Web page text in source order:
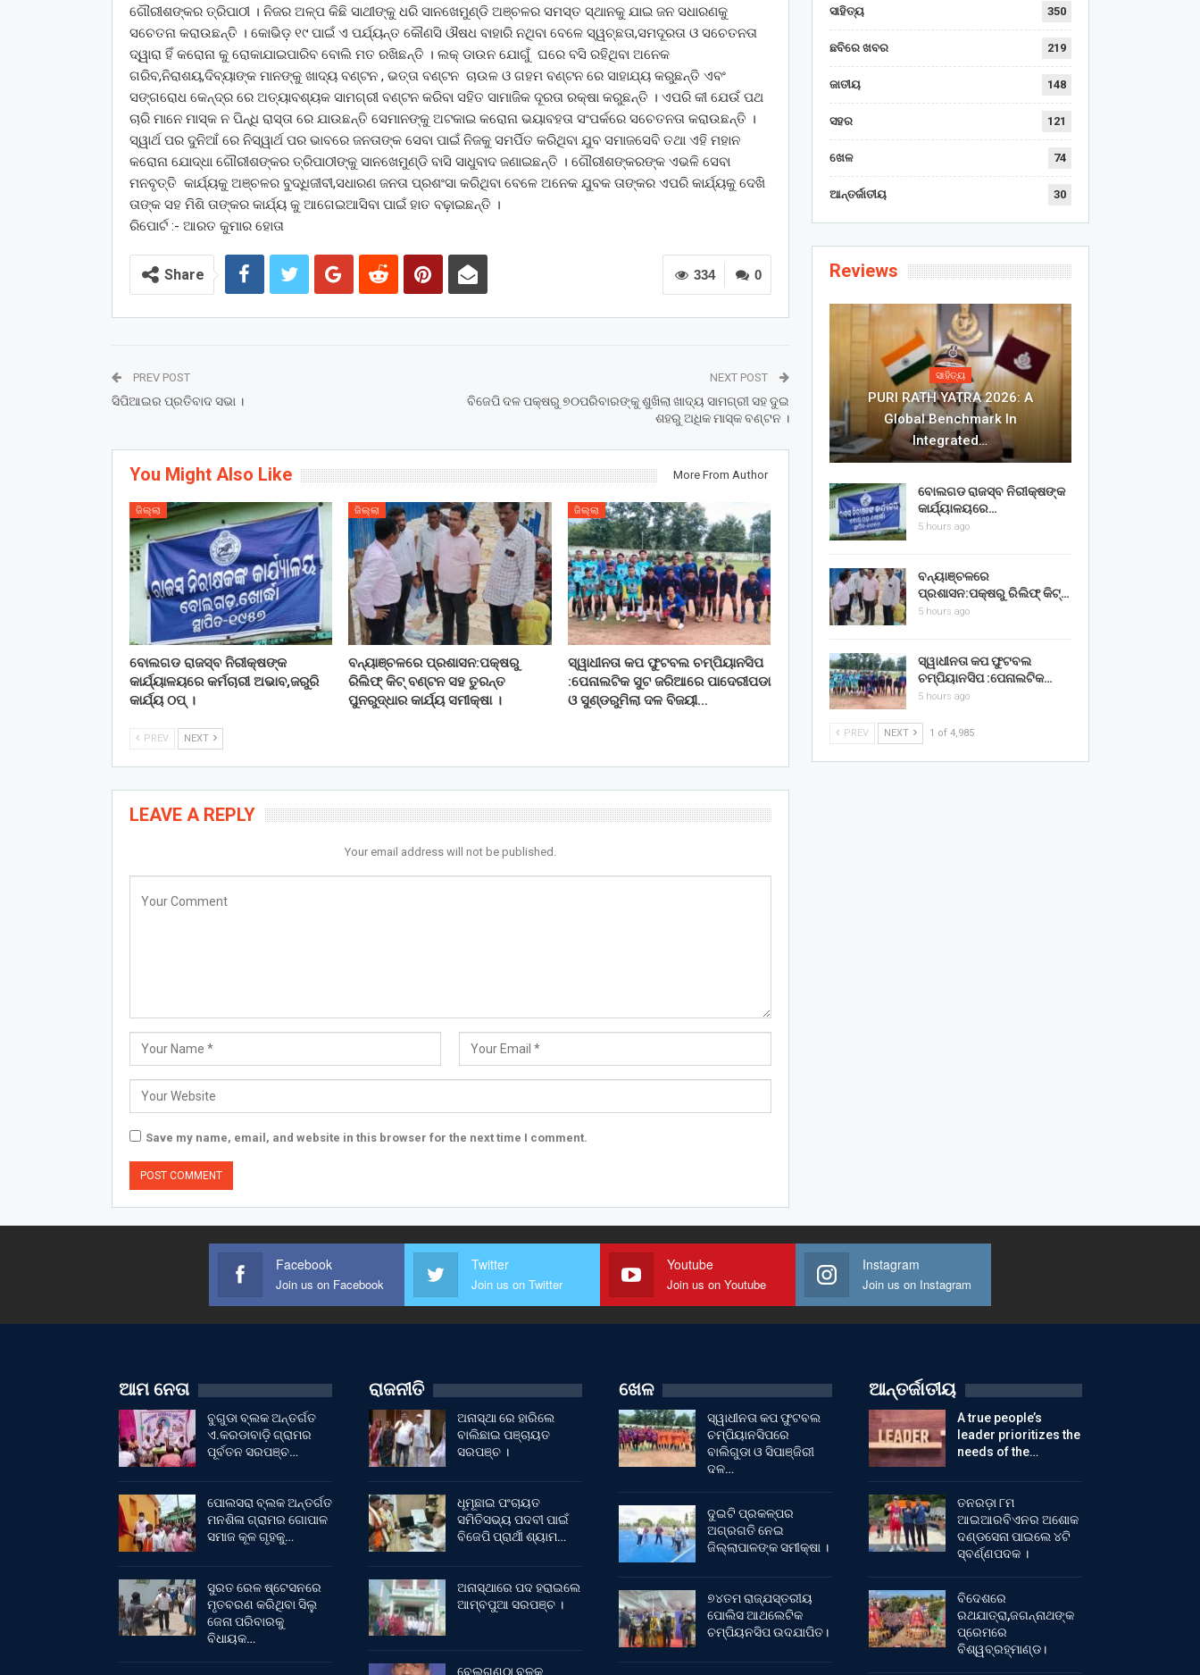
ଗୌରୀଶଙ୍କର ତ୍ରିପାଠୀ । ନିଜର ଅଳ୍ପ କିଛି ସାଥୀଙ୍କୁ ଧରି ସାନଖେମୁଣ୍ଡି ଅଞ୍ଚଳର ସମସ୍ତ ସ୍ଥାନକୁ ଯାଇ ଜନ ସଧାରଣକୁ
ସଚେତନା କରାଉଛନ୍ତି । କୋଭିଡ଼ ୧୯ ପାଇଁ ଏ ପର୍ଯ୍ୟନ୍ତ କୌଣସି ଔଷଧ ବାହାରି ନଥିବା ବେଳେ ସ୍ୱଚ୍ଛତା,ସମଦୂରତା ଓ ସଚେତନତା
ଦ୍ୱାରା ହିଁ କରୋନା କୁ ରୋକାଯାଇପାରିବ ବୋଲି ମତ ରଖିଛନ୍ତି । ଲକ୍ ଡାଉନ ଯୋଗୁଁ ଘରେ ବସି ରହିଥିବା ଅନେକ
ଗରିବ,ନିରାଶୟ,ଦିବ୍ୟାଙ୍କ ମାନଙ୍କୁ ଖାଦ୍ୟ ବଣ୍ଟନ , ଭତ୍ତା ବଣ୍ଟନ ଚାଉଳ ଓ ଗହମ ବଣ୍ଟନ ରେ ସାହାଯ୍ୟ କରୁଛନ୍ତି ଏବଂ
ସଙ୍ଗରୋଧ କେନ୍ଦ୍ର ରେ ଅତ୍ୟାବଶ୍ୟକ ସାମଗ୍ରୀ ବଣ୍ଟନ କରିବା ସହିତ ସାମାଜିକ ଦୂରତା ରକ୍ଷା କରୁଛନ୍ତି । ଏପରି କୀ ଯେଉଁ ପଥ
ଚାରି ମାନେ ମାସ୍କ ନ ପିନ୍ଧି ରାସ୍ତା ରେ ଯାଉଛନ୍ତି ସେମାନଙ୍କୁ ଅଟକାଇ କରୋନା ଭୟାବହତା ସଂପର୍କରେ ସଚେତନତା କରାଉଛନ୍ତି ।
ସ୍ୱାର୍ଥ ପର ଦୁନିଆଁ ରେ ନିସ୍ୱାର୍ଥ ପର ଭାବରେ ଜନତାଙ୍କ ସେବା ପାଇଁ ନିଜକୁ ସମର୍ପିତ କରିଥିବା ଯୁବ ସମାଜସେବି ତଥା ଏହି ମହାନ
କରୋନା ଯୋଦ୍ଧା ଗୌରୀଶଙ୍କର ତ୍ରିପାଠୀଙ୍କୁ ସାନଖେମୁଣ୍ଡି ବାସି ସାଧୁବାଦ ଜଣାଇଛନ୍ତି । ଗୌରୀଶଙ୍କରଙ୍କ ଏଭଳି ସେବା
ମନବୃତ୍ତି କାର୍ଯ୍ୟକୁ ଅଞ୍ଚଳର ବୁଦ୍ଧିଜୀବୀ,ସଧାରଣ ଜନତା ପ୍ରଶଂସା କରିଥିବା ବେଳେ ଅନେକ ଯୁବକ ତାଙ୍କର ଏପରି କାର୍ଯ୍ୟକୁ ଦେଖି
ତାଙ୍କ ସହ ମିଶି ତାଙ୍କର କାର୍ଯ୍ୟ କୁ ଆଗେଇଆସିବା ପାଇଁ ହାତ ବଢ଼ାଇଛନ୍ତି ।
ରିପୋର୍ଟ :- ଆରତ କୁମାର ହୋତା
0
334
Share
PREV POST
ସିପିଆଇର ପ୍ରତିବାଦ ସଭା ।
NEXT POST
ବିଜେପି ଦଳ ପକ୍ଷରୁ ୭୦ପରିବାରଙ୍କୁ ଶୁଖିଲା ଖାଦ୍ୟ ସାମଗ୍ରୀ ସହ ଦୁଇ
ଶହରୁ ଅଧିକ ମାସ୍କ ବଣ୍ଟନ ।
You Might Also Like More From Author
ଜିଲ୍ଲା
ବୋଲଗଡ ରାଜସ୍ବ ନିରୀକ୍ଷଙ୍କ
କାର୍ଯ୍ୟାଳୟରେ କର୍ମଚାରୀ ଅଭାବ,ଜରୁରି
କାର୍ଯ୍ୟ ଠପ୍ ।
ଜିଲ୍ଲା
ବନ୍ୟାଞ୍ଚଳରେ ପ୍ରଶାସନ:ପକ୍ଷରୁ
ରିଲିଫ୍ କିଟ୍ ବଣ୍ଟନ ସହ ତୁରନ୍ତ
ପୁନରୁଦ୍ଧାର କାର୍ଯ୍ୟ ସମୀକ୍ଷା ।
ଜିଲ୍ଲା
ସ୍ୱାଧୀନତା କପ ଫୁଟବଲ ଚମ୍ପିୟାନସିପ
:ପେନାଲଟିକ ସୁଟ ଜରିଆରେ ପାଦେରୀପଡା
ଓ ସୁଣ୍ଡରୁମିଲା ଦଳ ବିଜୟୀ…
PREV NEXT
LEAVE A REPLY
Your email address will not be published.
Save my name, email, and website in this browser for the next time I comment.
ସାହିତ୍ୟ 350
ଛବିରେ ଖବର 219
ଜାତୀୟ 148
ସହର 121
ଖେଳ 74
ଆନ୍ତର୍ଜାତୀୟ 30
Reviews
ସାହିତ୍ୟ
PURI RATH YATRA 2026: A
Global Benchmark In
Integrated…
ବୋଲଗଡ ରାଜସ୍ବ ନିରୀକ୍ଷଙ୍କ
କାର୍ଯ୍ୟାଳୟରେ…
5 hours ago
ବନ୍ୟାଞ୍ଚଳରେ
ପ୍ରଶାସନ:ପକ୍ଷରୁ ରିଲିଫ୍ କିଟ୍…
5 hours ago
ସ୍ୱାଧୀନତା କପ ଫୁଟବଲ
ଚମ୍ପିୟାନସିପ :ପେନାଲଟିକ…
5 hours ago
PREV NEXT 1 of 4,985
Facebook
Join us on Facebook
Twitter
Join us on Twitter
Youtube
Join us on Youtube
Instagram
Join us on Instagram
ଆମ ନେତା
ବୁଗୁଡା ବ୍ଲକ ଅନ୍ତର୍ଗତ
ଏ.କରଡାବାଡ଼ି ଗ୍ରାମର
ପୂର୍ବତନ ସରପଞ୍ଚ…
ପୋଲସରା ବ୍ଲକ ଅନ୍ତର୍ଗତ
ମନଶିଳା ଗ୍ରାମର ଗୋପାଳ
ସମାଜ କୂଳ ଗୃହକୁ…
ସୁରତ ରେଳ ଷ୍ଟେସନରେ
ମୃତବରଣ କରିଥିବା ସିଲୁ
ଜେନା ପରିବାରକୁ
ବିଧାୟକ…
ରାଜନୀତି
ଅନାସ୍ଥା ରେ ହାରିଲେ
ବାଲିଛାଇ ପଞ୍ଚାୟତ
ସରପଞ୍ଚ ।
ଧୂମୂଛାଇ ପଂଚାୟତ
ସମିତିସଭ୍ୟ ପଦବୀ ପାଇଁ
ବିଜେପି ପ୍ରାର୍ଥୀ ଶ୍ୟାମ…
ଅନାସ୍ଥାରେ ପଦ ହରାଇଲେ
ଆମ୍ବପୁଆ ସରପଞ୍ଚ ।
ବେଲଗୁଣ୍ଠା ବ୍ଳକ
ଖେଳ
ସ୍ୱାଧୀନତା କପ ଫୁଟବଲ
ଚମ୍ପିୟାନସିପରେ
ବାଲିଗୁଡା ଓ ସିପାଞ୍ଜିରୀ
ଦଳ…
ଦୁଇଟି ପ୍ରକଳ୍ପର
ଅଗ୍ରଗତି ନେଇ
ଜିଲ୍ଲାପାଳଙ୍କ ସମୀକ୍ଷା ।
୭୪ତମ ରାଜ୍ଯସ୍ତରୀୟ
ପୋଲିସ ଆଥଲେଟିକ
ଚମ୍ପିୟନସିପ ଉଦଯାପିତ।
ଆନ୍ତର୍ଜାତୀୟ
A true people’s
leader prioritizes the
needs of the…
ତନରଡ଼ା ୮ମ
ଆଇଆରବିଏନର ଅଶୋକ
ଦଣ୍ଡସେନା ପାଇଲେ ୪ଟି
ସ୍ବର୍ଣ୍ଣପଦକ ।
ବିଦେଶରେ
ରଥଯାତ୍ରା,ଜଗନ୍ନାଥଙ୍କ
ପ୍ରେମରେ
ବିଶ୍ୱବ୍ରହ୍ମାଣ୍ଡ।